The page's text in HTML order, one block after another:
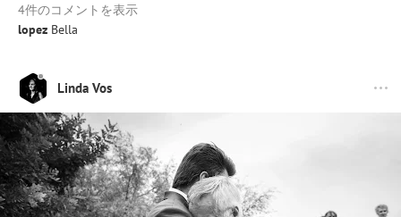
4件のコメントを表示
lopez Bella
Linda Vos